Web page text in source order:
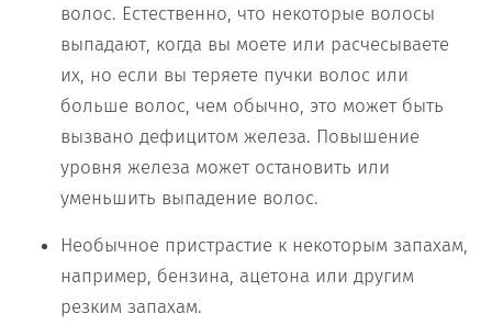
волос. Естественно, что некоторые волосы
выпадают, когда вы моете или расчесываете
их, но если вы теряете пучки волос или
больше волос, чем обычно, это может быть
вызвано дефицитом железа. Повышение
уровня железа может остановить или
уменьшить выпадение волос.
Необычное пристрастие к некоторым запахам,
например, бензина, ацетона или другим
резким запахам.